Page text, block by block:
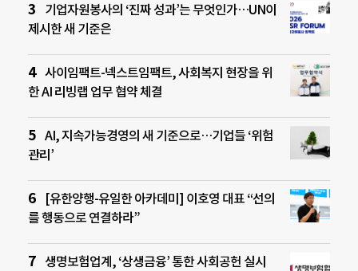
기업자원봉사의 ‘진짜 성과’는 무엇인가…UN이
제시한 새 기준은
사이임팩트-넥스트임팩트, 사회복지 현장을 위
한 AI 리빙랩 업무 협약 체결
AI, 지속가능경영의 새 기준으로…기업들 ‘위험
관리’
[유한양행-유일한 아카데미] 이호영 대표 “선의
를 행동으로 연결하라”
생명보험업계, ‘상생금융’ 통한 사회공헌 실시